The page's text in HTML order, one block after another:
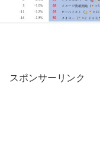
スポンサーリンク